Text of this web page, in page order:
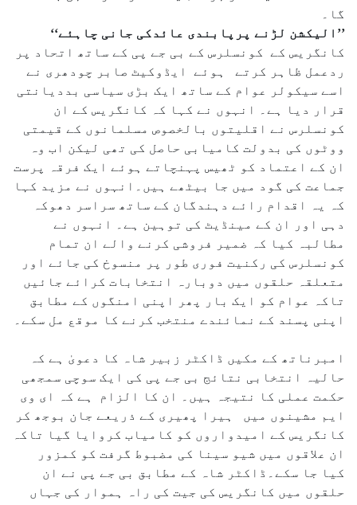
گا۔
’’الیکشن لڑنے پرپابندی عائدکی جانی چاہئے‘‘
کانگریس کے کونسلرس کے بی جے پی کے ساتھ اتحاد پر
ردعمل ظاہر کرتے ہوئے ایڈوکیٹ صابر چودھری نے
اسے سیکولر عوام کے ساتھ ایک بڑی سیاسی بددیانتی
قرار دیا ہے۔ انہوں نے کہا کہ کانگریس کے ان
کونسلرس نے اقلیتوں بالخصوص مسلمانوں کے قیمتی
ووٹوں کی بدولت کامیابی حاصل کی تھی لیکن اب وہ
ان کے اعتماد کو ٹھیس پہنچاتے ہوئے ایک فرقہ پرست
جماعت کی گود میں جا بیٹھے ہیں۔انہوں نے مزید کہا
کہ یہ اقدام رائے دہندگان کے ساتھ سراسر دھوکہ
دہی اور ان کے مینڈیٹ کی توہین ہے۔ انہوں نے
مطالبہ کیا کہ ضمیر فروشی کرنے والے ان تمام
کونسلرس کی رکنیت فوری طور پر منسوخ کی جائے اور
متعلقہ حلقوں میں دوبارہ انتخابات کرائے جائیں
تاکہ عوام کو ایک بار پھر اپنی امنگوں کے مطابق
اپنی پسند کے نمائندے منتخب کرنے کا موقع مل سکے۔
امبرناتھ کے مکیں ڈاکٹر زبیر شاہ کا دعویٰ ہے کہ
حالیہ انتخابی نتائج بی جے پی کی ایک سوچی سمجھی
حکمت عملی کا نتیجہ ہیں۔ ان کا الزام ہے کہ ای وی
ایم مشینوں میں ہیرا پھیری کے ذریعے جان بوجھ کر
کانگریس کے امیدواروں کو کامیاب کروایا گیا تاکہ
ان علاقوں میں شیو سینا کی مضبوط گرفت کو کمزور
کیا جا سکے۔ڈاکٹر شاہ کے مطابق بی جے پی نے ان
حلقوں میں کانگریس کی جیت کی راہ ہموار کی جہاں